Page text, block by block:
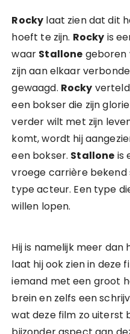
Rocky laat zien dat dit
hoeft te zijn. Rocky is
waar Stallone geboren
zijn aan elkaar
gewaagd. Rocky
een bokser die zijn
verder wilt met zijn
komt, wordt hij
een bokser. Stallone is
vroege carrière
type acteur. Een type
willen lopen.
Hij is namelijk meer
laat hij ook zien in deze
iemand met een groot
brein en zelfs een
wat deze film zo uiterst